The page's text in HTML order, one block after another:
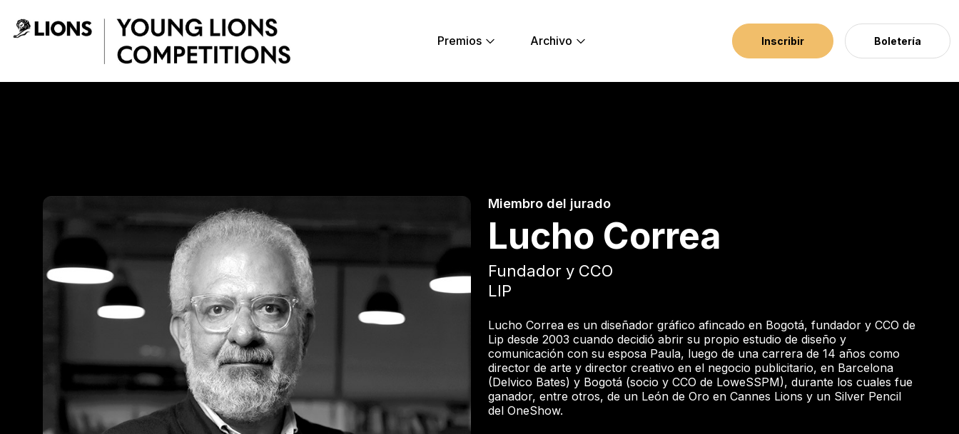
Premios
Archivo Inscribir Boletería
Miembro del jurado
Lucho Correa
Fundador y CCO
LIP
Lucho Correa es un diseñador gráfico afincado en Bogotá, fundador y CCO de
Lip desde 2003 cuando decidió abrir su propio estudio de diseño y
comunicación con su esposa Paula, luego de una carrera de 14 años como
director de arte y director creativo en el negocio publicitario, en Barcelona
(Delvico Bates) y Bogotá (socio y CCO de LoweSSPM), durante los cuales fue
ganador, entre otros, de un León de Oro en Cannes Lions y un Silver Pencil
del OneShow.